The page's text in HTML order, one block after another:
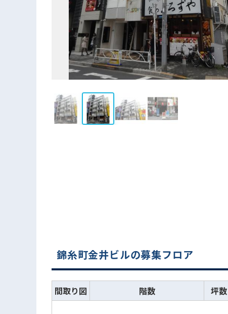
錦糸町金井ビルの募集フロア
間取り図 階数 坪数